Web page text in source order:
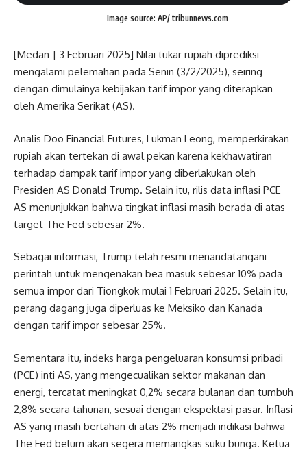
Image source: AP/ tribunnews.com
[Medan | 3 Februari 2025] Nilai tukar rupiah diprediksi
mengalami pelemahan pada Senin (3/2/2025), seiring
dengan dimulainya kebijakan tarif impor yang diterapkan
oleh Amerika Serikat (AS).
Analis Doo Financial Futures, Lukman Leong, memperkirakan
rupiah akan tertekan di awal pekan karena kekhawatiran
terhadap dampak tarif impor yang diberlakukan oleh
Presiden AS Donald Trump. Selain itu, rilis data inflasi PCE
AS menunjukkan bahwa tingkat inflasi masih berada di atas
target The Fed sebesar 2%.
Sebagai informasi, Trump telah resmi menandatangani
perintah untuk mengenakan bea masuk sebesar 10% pada
semua impor dari Tiongkok mulai 1 Februari 2025. Selain itu,
perang dagang juga diperluas ke Meksiko dan Kanada
dengan tarif impor sebesar 25%.
Sementara itu, indeks harga pengeluaran konsumsi pribadi
(PCE) inti AS, yang mengecualikan sektor makanan dan
energi, tercatat meningkat 0,2% secara bulanan dan tumbuh
2,8% secara tahunan, sesuai dengan ekspektasi pasar. Inflasi
AS yang masih bertahan di atas 2% menjadi indikasi bahwa
The Fed belum akan segera memangkas suku bunga. Ketua